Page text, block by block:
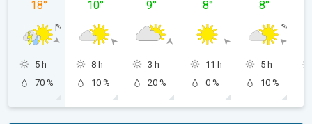
18°
5 h
70 %
10°
8 h
10 %
9°
3 h
20 %
8°
11 h
0 %
8°
5 h
10 %